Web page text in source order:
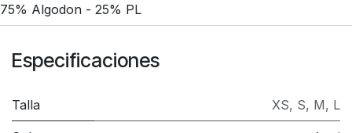
75% Algodon - 25% PL
Especificaciones
Talla XS, S, M, L